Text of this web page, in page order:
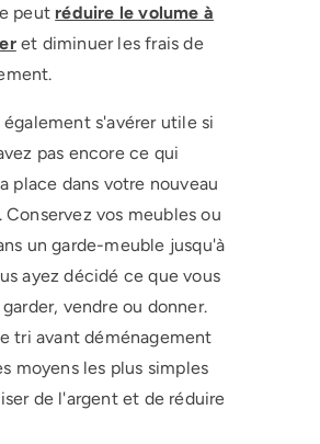
peut réduire le volume à
et diminuer les frais de
s'avérer utile si
pas encore ce qui
place dans votre nouveau
Conservez vos meubles ou
un garde-meuble jusqu'à
ayez décidé ce que vous
vendre ou donner.
tri avant déménagement
moyens les plus simples
de l'argent et de réduire